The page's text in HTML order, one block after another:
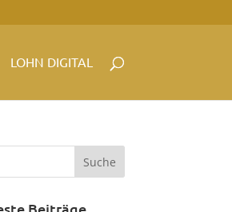
LOHN DIGITAL
Beiträge